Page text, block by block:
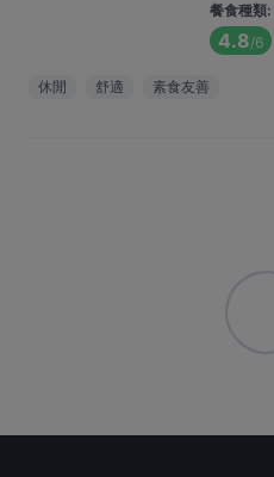
餐食種類:
4.8/6
休閒 舒適 素食友善